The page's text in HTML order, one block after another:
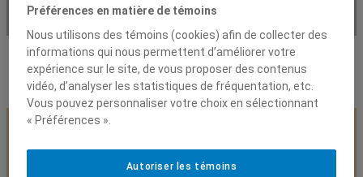
sève
Préférences en matière de témoins
Nous utilisons des témoins (cookies) afin de collecter des
informations qui nous permettent d’améliorer votre
expérience sur le site, de vous proposer des contenus
vidéo, d’analyser les statistiques de fréquentation, etc.
Vous pouvez personnaliser votre choix en sélectionnant
« Préférences ».
Autoriser les témoins